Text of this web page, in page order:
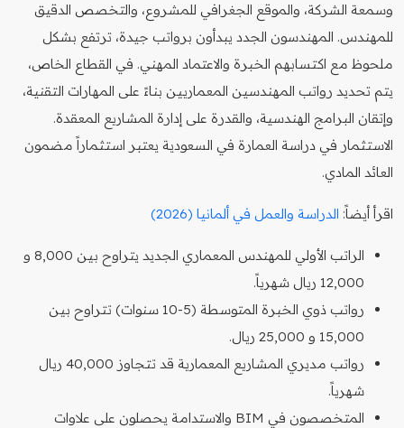
وسمعة الشركة، والموقع الجغرافي للمشروع، والتخصص الدقيق
للمهندس. المهندسون الجدد يبدأون برواتب جيدة، ترتفع بشكل
ملحوظ مع اكتسابهم الخبرة والاعتماد المهني. في القطاع الخاص،
يتم تحديد رواتب المهندسين المعماريين بناءً على المهارات التقنية،
وإتقان البرامج الهندسية، والقدرة على إدارة المشاريع المعقدة.
الاستثمار في دراسة العمارة في السعودية يعتبر استثماراً مضمون
العائد المادي.
اقرأ أيضاً: الدراسة والعمل في ألمانيا (2026)
الراتب الأولي للمهندس المعماري الجديد يتراوح بين 8,000 و
12,000 ريال شهرياً.
رواتب ذوي الخبرة المتوسطة (5-10 سنوات) تتراوح بين
15,000 و 25,000 ريال.
رواتب مديري المشاريع المعمارية قد تتجاوز 40,000 ريال
شهرياً.
المتخصصون في BIM والاستدامة يحصلون على علاوات